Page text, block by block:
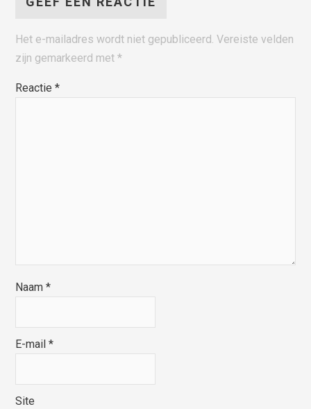
Het e-mailadres wordt niet gepubliceerd. Vereiste velden
zijn gemarkeerd met*
Reactie*
Naam*
E-mail*
Site